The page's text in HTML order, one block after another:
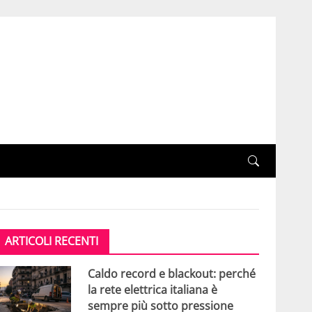
ARTICOLI RECENTI
Caldo record e blackout: perché
la rete elettrica italiana è
sempre più sotto pressione